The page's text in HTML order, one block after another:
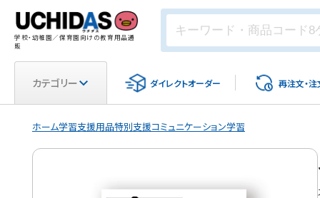
学校・幼稚園／保育園向けの教育用品通
販
カテゴリー ダイレクトオーダー 再注文・注
ホーム学習支援用品特別支援コミュニケーション学習